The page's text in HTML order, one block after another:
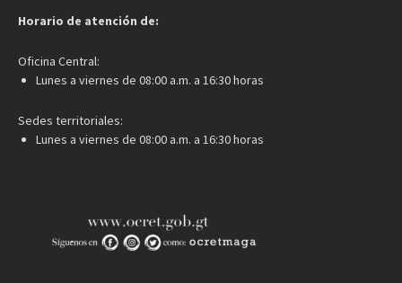
Horario de atención de:
Oficina Central:
Lunes a viernes de 08:00 a.m. a 16:30 horas
Sedes territoriales:
Lunes a viernes de 08:00 a.m. a 16:30 horas